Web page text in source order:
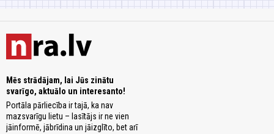
Mēs strādājam, lai Jūs zinātu
svarīgo, aktuālo un interesanto!
Portāla pārliecība ir tajā, ka nav
mazsvarīgu lietu – lasītājs ir ne vien
jāinformē, jābrīdina un jāizglīto, bet arī